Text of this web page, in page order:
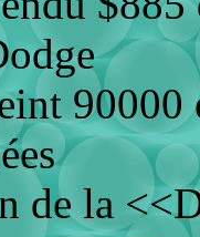
90000
de la